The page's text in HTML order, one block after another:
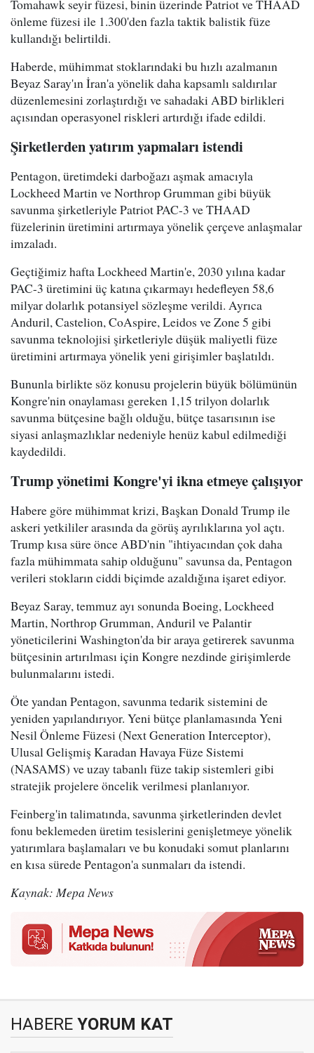
Tomahawk seyir füzesi, binin üzerinde Patriot ve THAAD
önleme füzesi ile 1.300'den fazla taktik balistik füze
kullandığı belirtildi.
Haberde, mühimmat stoklarındaki bu hızlı azalmanın
Beyaz Saray'ın İran'a yönelik daha kapsamlı saldırılar
düzenlemesini zorlaştırdığı ve sahadaki ABD birlikleri
açısından operasyonel riskleri artırdığı ifade edildi.
Şirketlerden yatırım yapmaları istendi
Pentagon, üretimdeki darboğazı aşmak amacıyla
Lockheed Martin ve Northrop Grumman gibi büyük
savunma şirketleriyle Patriot PAC-3 ve THAAD
füzelerinin üretimini artırmaya yönelik çerçeve anlaşmalar
imzaladı.
Geçtiğimiz hafta Lockheed Martin'e, 2030 yılına kadar
PAC-3 üretimini üç katına çıkarmayı hedefleyen 58,6
milyar dolarlık potansiyel sözleşme verildi. Ayrıca
Anduril, Castelion, CoAspire, Leidos ve Zone 5 gibi
savunma teknolojisi şirketleriyle düşük maliyetli füze
üretimini artırmaya yönelik yeni girişimler başlatıldı.
Bununla birlikte söz konusu projelerin büyük bölümünün
Kongre'nin onaylaması gereken 1,15 trilyon dolarlık
savunma bütçesine bağlı olduğu, bütçe tasarısının ise
siyasi anlaşmazlıklar nedeniyle henüz kabul edilmediği
kaydedildi.
Trump yönetimi Kongre'yi ikna etmeye çalışıyor
Habere göre mühimmat krizi, Başkan Donald Trump ile
askeri yetkililer arasında da görüş ayrılıklarına yol açtı.
Trump kısa süre önce ABD'nin "ihtiyacından çok daha
fazla mühimmata sahip olduğunu" savunsa da, Pentagon
verileri stokların ciddi biçimde azaldığına işaret ediyor.
Beyaz Saray, temmuz ayı sonunda Boeing, Lockheed
Martin, Northrop Grumman, Anduril ve Palantir
yöneticilerini Washington'da bir araya getirerek savunma
bütçesinin artırılması için Kongre nezdinde girişimlerde
bulunmalarını istedi.
Öte yandan Pentagon, savunma tedarik sistemini de
yeniden yapılandırıyor. Yeni bütçe planlamasında Yeni
Nesil Önleme Füzesi (Next Generation Interceptor),
Ulusal Gelişmiş Karadan Havaya Füze Sistemi
(NASAMS) ve uzay tabanlı füze takip sistemleri gibi
stratejik projelere öncelik verilmesi planlanıyor.
Feinberg'in talimatında, savunma şirketlerinden devlet
fonu beklemeden üretim tesislerini genişletmeye yönelik
yatırımlara başlamaları ve bu konudaki somut planlarını
en kısa sürede Pentagon'a sunmaları da istendi.
Kaynak: Mepa News
HABERE YORUM KAT